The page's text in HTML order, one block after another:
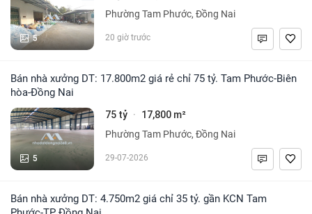
5
Phường Tam Phước, Đồng Nai
20 giờ trước
Bán nhà xưởng DT: 17.800m2 giá rẻ chỉ 75 tỷ. Tam Phước-Biên
hòa-Đồng Nai
5
75 tỷ · 17,800 m²
Phường Tam Phước, Đồng Nai
29-07-2026
Bán nhà xưởng DT: 4.750m2 giá chỉ 35 tỷ. gần KCN Tam